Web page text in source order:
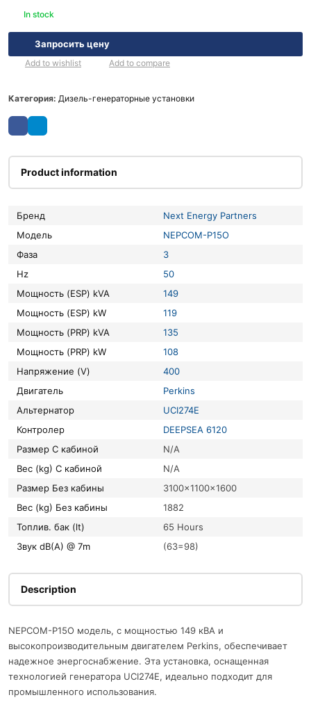
In stock
Запросить цену
Add to wishlist Add to compare
Категория: Дизель-генераторные установки
Product information
Бренд
Next Energy Partners
Модель
NEPCOM-P15O
Фаза
3
Hz
50
Мощность (ESP) kVA
149
Мощность (ESP) kW
119
Мощность (PRP) kVA
135
Мощность (PRP) kW
108
Напряжение (V)
400
Двигатель
Perkins
Альтернатор
UCI274E
Контролер
DEEPSEA 6120
Размер С кабиной
N/A
Вес (kg) С кабиной
N/A
Размер Без кабины
3100x1100x1600
Вес (kg) Без кабины
1882
Топлив. бак (lt)
65 Hours
Звук dB(A) @ 7m
(63=98)
Description
NEPCOM-P15O модель, с мощностью 149 кВА и
высокопроизводительным двигателем Perkins, обеспечивает
надежное энергоснабжение. Эта установка, оснащенная
технологией генератора UCI274E, идеально подходит для
промышленного использования.